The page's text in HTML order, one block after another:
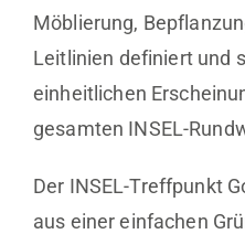
Möblierung,
Leitlinien definiert und
einheitlichen
gesamten INSEL-
Der INSEL-Treffpunkt
aus einer einfachen